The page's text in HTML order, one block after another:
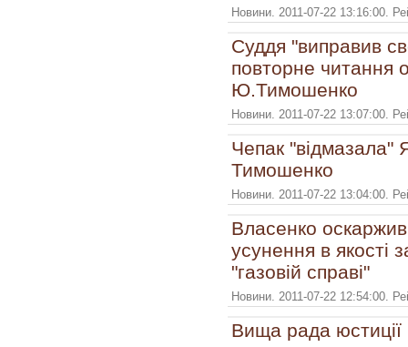
Новини. 2011-07-22 13:16:00.
Суддя "виправив
повторне читання
Ю.Тимошенко
Новини. 2011-07-22 13:07:00.
Чепак "відмазала"
Тимошенко
Новини. 2011-07-22 13:04:00.
Власенко
усунення в якості
"газовій справі"
Новини. 2011-07-22 12:54:00.
Вища рада юстиції